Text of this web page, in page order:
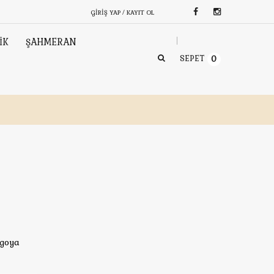
GIRIŞ YAP / KAYIT OL
ŞAHMERAN
SEPET 0